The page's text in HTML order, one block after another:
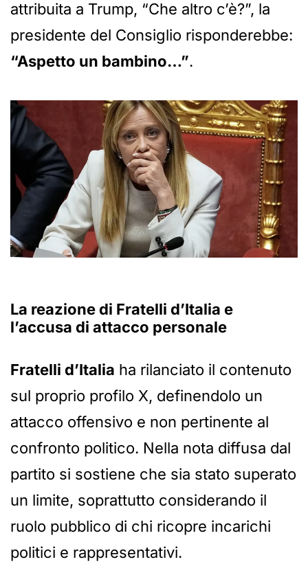
attribuita a Trump, “Che altro c’è?”, la
presidente del Consiglio risponderebbe:
“Aspetto un bambino…”.
La reazione di Fratelli d’Italia e
l’accusa di attacco personale
Fratelli d’Italia ha rilanciato il contenuto
sul proprio profilo X, definendolo un
attacco offensivo e non pertinente al
confronto politico. Nella nota diffusa dal
partito si sostiene che sia stato superato
un limite, soprattutto considerando il
ruolo pubblico di chi ricopre incarichi
politici e rappresentativi.